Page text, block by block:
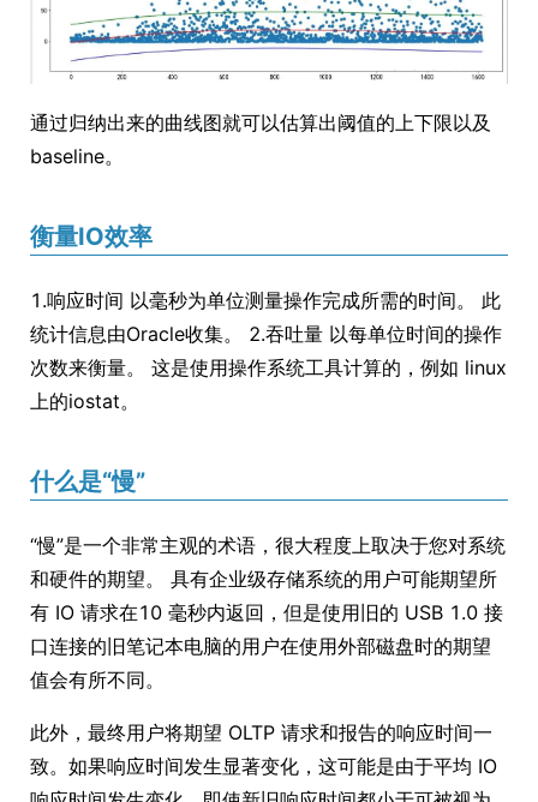
通过归纳出来的曲线图就可以估算出阈值的上下限以及
baseline。
衡量IO效率
1.响应时间 以毫秒为单位测量操作完成所需的时间。 此
统计信息由Oracle收集。 2.吞吐量 以每单位时间的操作
次数来衡量。 这是使用操作系统工具计算的，例如 linux
上的iostat。
什么是“慢”
“慢”是一个非常主观的术语，很大程度上取决于您对系统
和硬件的期望。 具有企业级存储系统的用户可能期望所
有 IO 请求在10 毫秒内返回，但是使用旧的 USB 1.0 接
口连接的旧笔记本电脑的用户在使用外部磁盘时的期望
值会有所不同。
此外，最终用户将期望 OLTP 请求和报告的响应时间一
致。如果响应时间发生显著变化，这可能是由于平均 IO